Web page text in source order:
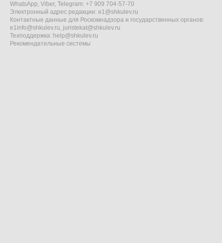
WhatsApp, Viber, Telegram: +7 909 704-57-70
Электронный адрес редакции: e1@shkulev.ru
Контактные данные для Роскомнадзора и государственных органов:
e1info@shkulev.ru, juristekat@shkulev.ru
Техподдержка: help@shkulev.ru
Рекомендательные системы